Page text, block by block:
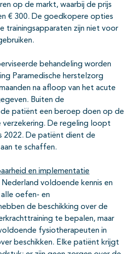
op de markt, waarbij de prijs
€ 300. De goedkopere opties
trainingsapparaten zijn niet voor
behandeling worden
Paramedische herstelzorg
na afloop van het acute
Buiten de
patiënt een beroep doen op de
verzekering. De regeling loopt
2022. De patiënt dient de
te schaffen.
en implementatie
Nederland voldoende kennis en
oefen- en
de beschikking over de
te bepalen, maar
fysiotherapeuten in
beschikken. Elke patiënt krijgt